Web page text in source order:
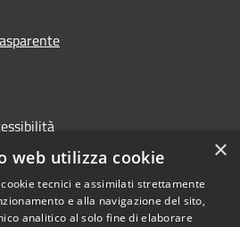
Copyright © 2026 • Comune di
×
web utilizza cookie
tecnici e assimilati strettamente
e alla navigazione del sito,
analitico al solo fine di elaborare